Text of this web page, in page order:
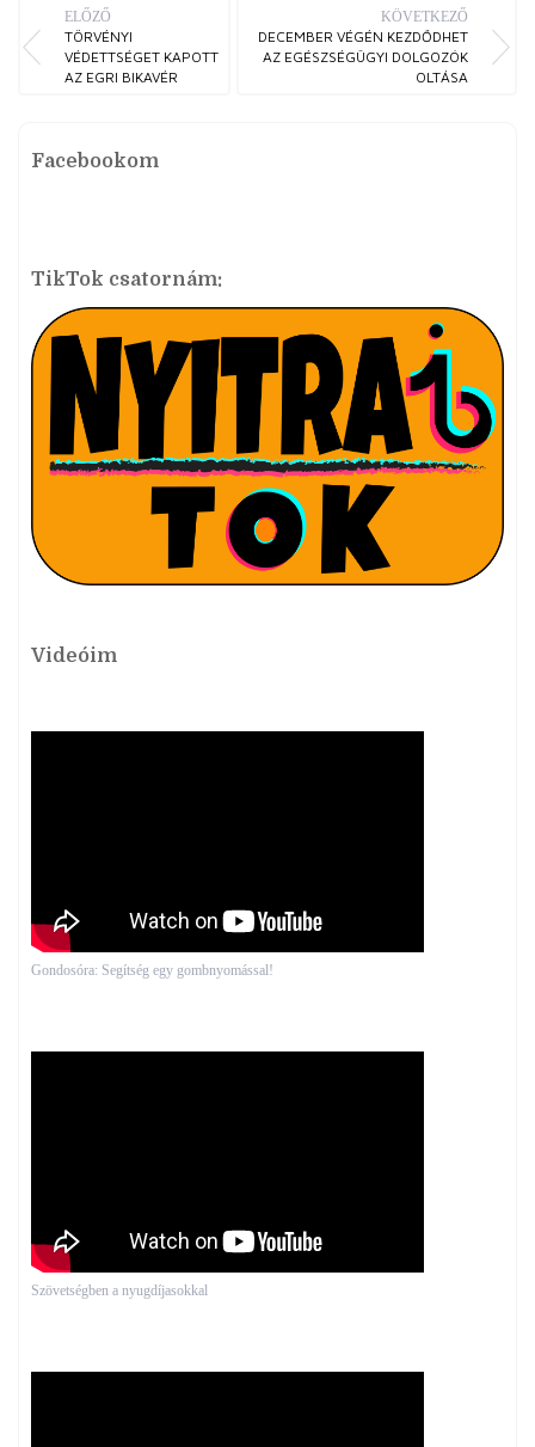
ELŐZŐ
TÖRVÉNYI
VÉDETTSÉGET KAPOTT
AZ EGRI BIKAVÉR
KÖVETKEZŐ
DECEMBER VÉGÉN KEZDŐDHET
AZ EGÉSZSÉGÜGYI DOLGOZÓK
OLTÁSA
Facebookom
TikTok csatornám:
Videóim
Gondosóra: Segítség egy gombnyomással!
Szövetségben a nyugdíjasokkal